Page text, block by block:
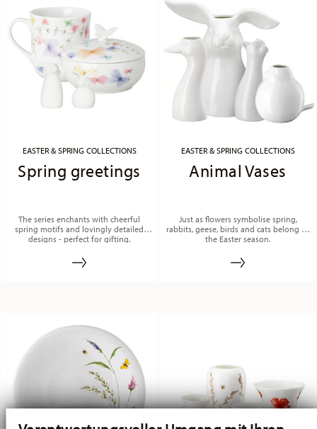
EASTER & SPRING COLLECTIONS
Spring greetings
The series enchants with cheerful
spring motifs and lovingly detailed
designs - perfect for gifting.
EASTER & SPRING COLLECTIONS
Animal Vases
Just as flowers symbolise spring,
rabbits, geese, birds and cats belong to
the Easter season.